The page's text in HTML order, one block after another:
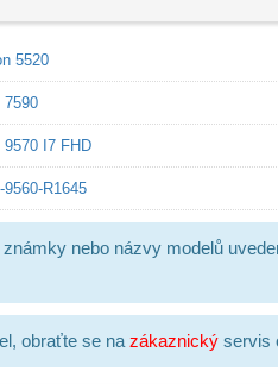
5520
7590
I7 FHD
R1645
nebo názvy modelů
obraťte se na zákaznický servis